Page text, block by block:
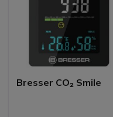
Bresser CO₂ Smile